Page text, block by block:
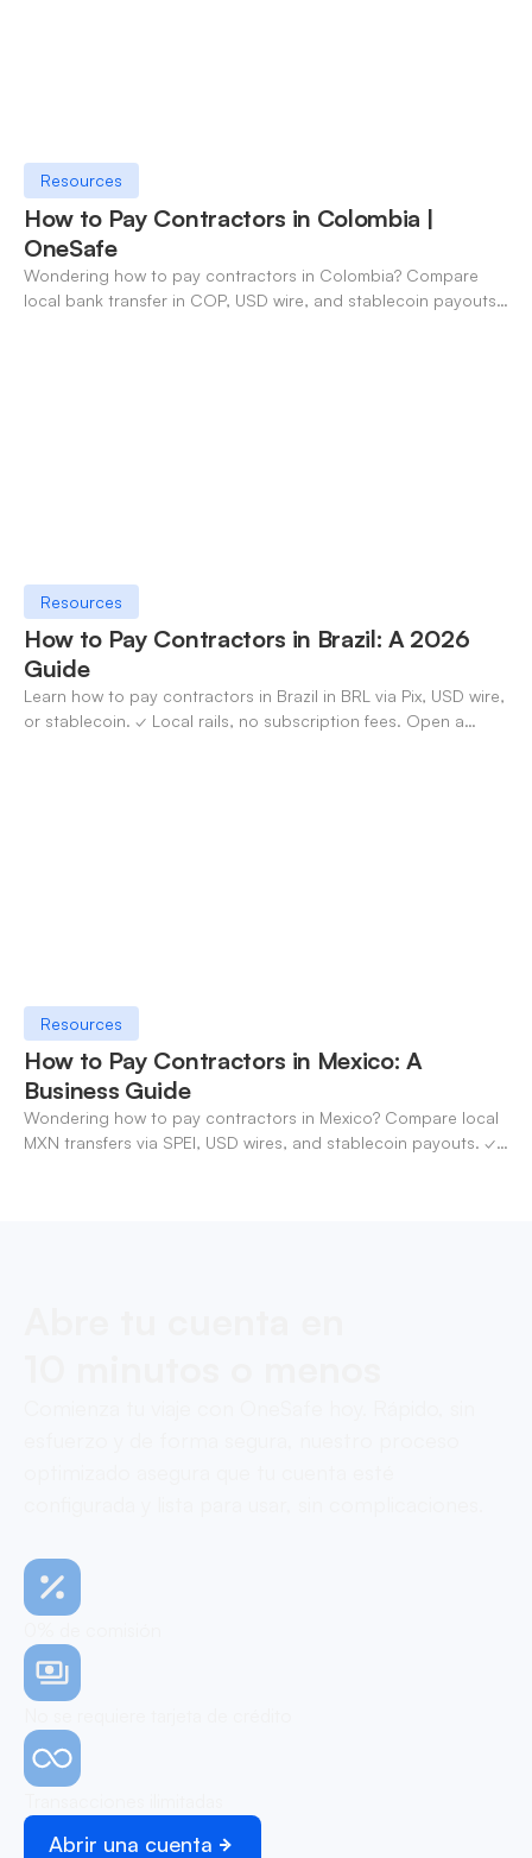
Resources
How to Pay Contractors in Colombia |
OneSafe
Wondering how to pay contractors in Colombia? Compare
local bank transfer in COP, USD wire, and stablecoin payouts.
Resources
How to Pay Contractors in Brazil: A 2026
Guide
Learn how to pay contractors in Brazil in BRL via Pix, USD wire,
or stablecoin. ✓ Local rails, no subscription fees. Open a
Resources
How to Pay Contractors in Mexico: A
Business Guide
Wondering how to pay contractors in Mexico? Compare local
MXN transfers via SPEI, USD wires, and stablecoin payouts. ✓
Abrir una cuenta